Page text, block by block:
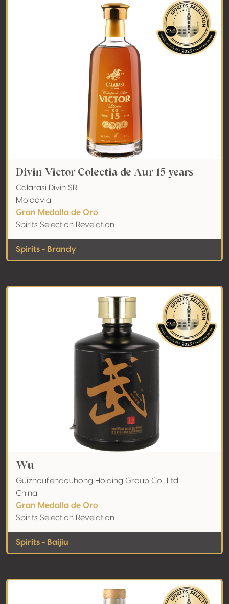
Divin Victor Colectia de Aur 15 years
Calarasi Divin SRL
Moldavia
Gran Medalla de Oro
Spirits Selection Revelation
Spirits - Brandy
Wu
Guizhoufendouhong Holding Group Co., Ltd.
China
Gran Medalla de Oro
Spirits Selection Revelation
Spirits - Baijiu